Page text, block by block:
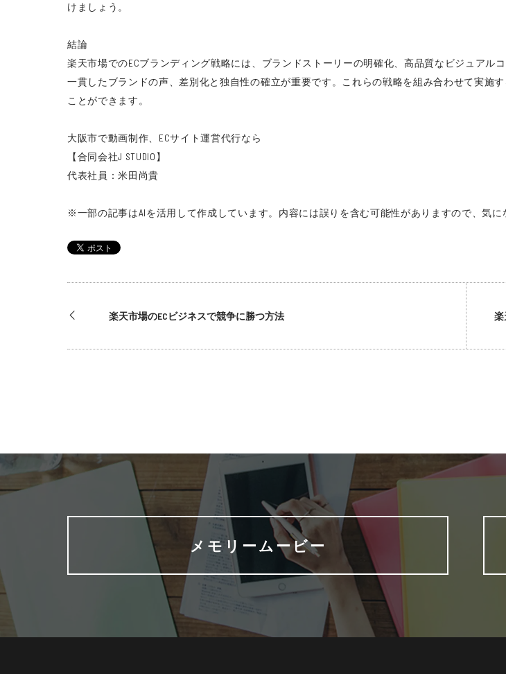
けましょう。
結論
楽天市場でのECブランディング戦略には、ブランドストーリーの明確化、高品質なビジュアル
一貫したブランドの声、差別化と独自性の確立が重要です。これらの戦略を組み合わせて実施
ことができます。
大阪市で動画制作、ECサイト運営代行なら
【合同会社J STUDIO】
代表社員：米田尚貴
※一部の記事はAIを活用して作成しています。 内容には誤りを含む可能性がありますので、気
楽天市場のECビジネスで競争に勝つ方法 楽
メモリームービー